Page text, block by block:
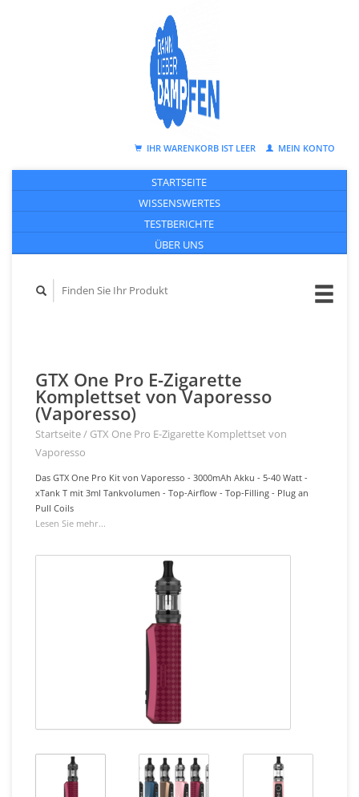
IHR WARENKORB IST LEER MEIN KONTO
STARTSEITE
WISSENSWERTES
TESTBERICHTE
ÜBER UNS
GTX One Pro E-Zigarette
Komplettset von Vaporesso
(Vaporesso)
Startseite/ GTX One Pro E-Zigarette Komplettset von
Vaporesso
Das GTX One Pro Kit von Vaporesso - 3000mAh Akku - 5-40 Watt -
xTank T mit 3ml Tankvolumen - Top-Airflow - Top-Filling - Plug an
Pull Coils
Lesen Sie mehr...